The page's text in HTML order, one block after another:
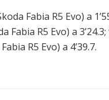
Fabia R5 Evo) a
Fabia R5 Evo) a
R5 Evo) a 4’39.7.